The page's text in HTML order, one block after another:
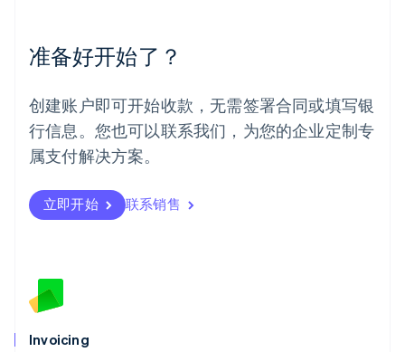
准备好开始了？
创建账户即可开始收款，无需签署合同或填写银
行信息。您也可以联系我们，为您的企业定制专
属支付解决方案。
立即开始 联系销售
Invoicing
English
葡萄牙
日本
日本語 English
瑞典
SvenskaEnglish
Deutsch FrançaisItaliano English
塞浦路斯
English
ไทยEnglish